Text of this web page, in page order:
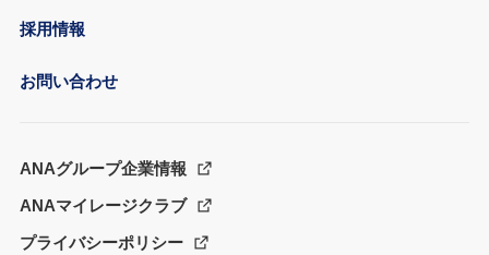
採用情報
お問い合わせ
ANAグループ企業情報
ANAマイレージクラブ
プライバシーポリシー